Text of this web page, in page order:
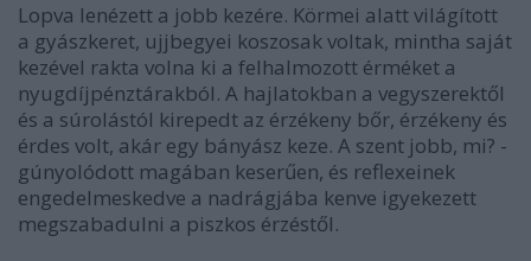
Lopva lenézett a jobb kezére. Körmei alatt világított
a gyászkeret, ujjbegyei koszosak voltak, mintha saját
kezével rakta volna ki a felhalmozott érméket a
nyugdíjpénztárakból. A hajlatokban a vegyszerektől
és a súrolástól kirepedt az érzékeny bőr, érzékeny és
érdes volt, akár egy bányász keze. A szent jobb, mi? -
gúnyolódott magában keserűen, és reflexeinek
engedelmeskedve a nadrágjába kenve igyekezett
megszabadulni a piszkos érzéstől.